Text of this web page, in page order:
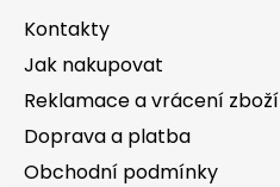
Kontakty
Jak nakupovat
Reklamace a vrácení zboží
Doprava a platba
Obchodní podmínky